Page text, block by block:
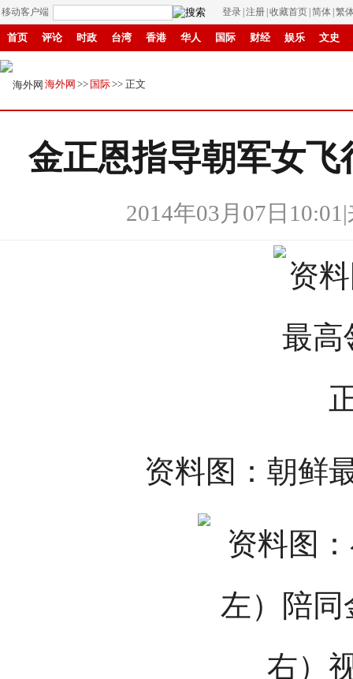
移动客户端 登录 注册 收藏首页 简体 繁
首页 评论 时政 台湾 香港 华人 国际 财经 娱乐 文史
县域
海外网 >> 国际>> 正文
金正恩指导朝军女
2014年03月07日10:01 |
资料图：朝鲜